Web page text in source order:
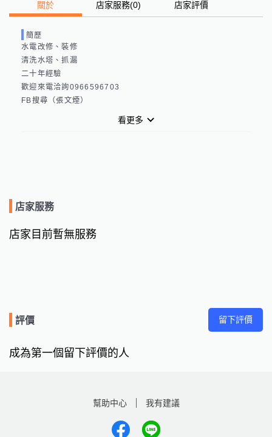
關於 店家服務(0) 店家評價
簡歷
水電改修、裝修
清洗水塔、抓漏
二十年經驗
歡迎來電洽詢0966596703
FB搜尋（張文煙）
看更多
店家服務
店家目前暫無服務
評價 留下評價
成為第一個留下評價的人
幫助中心 我有建議